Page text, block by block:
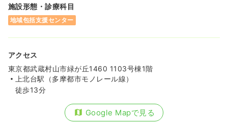
施設形態・診療科目
地域包括支援センター
アクセス
東京都武蔵村山市緑が丘1460 1103号棟1階
上北台駅（多摩都市モノレール線）
徒歩13分
Google Mapで見る